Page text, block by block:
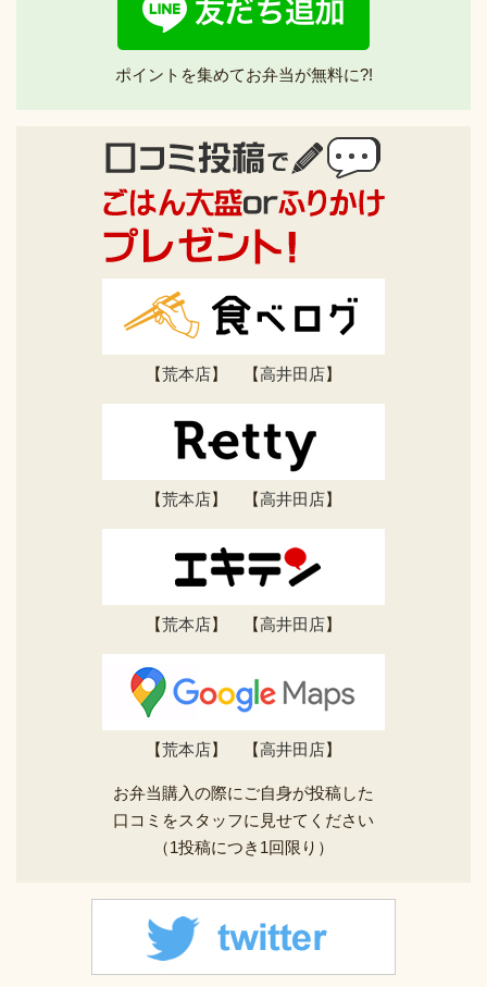
ポイントを集めてお弁当が無料に?!
【荒本店】 【高井田店】
【荒本店】 【高井田店】
【荒本店】 【高井田店】
【荒本店】 【高井田店】
お弁当購入の際にご自身が投稿した
口コミをスタッフに見せてください
（1投稿につき1回限り）